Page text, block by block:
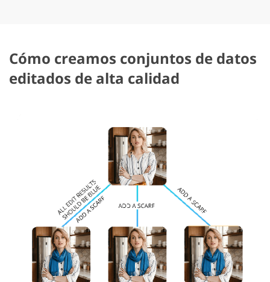
Cómo creamos conjuntos de datos
editados de alta calidad